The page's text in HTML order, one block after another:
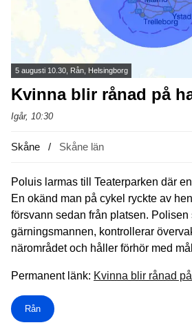
5 augusti 10.30, Rån, Helsingborg
Kvinna blir rånad på
Igår, 10:30
Skåne Skåne län
Poluis larmas till Teaterparken där
En okänd man på cykel ryckte av
försvann sedan från platsen. Polisen
gärningsmannen, kontrollerar
närområdet och håller förhör med
Permanent länk: Kvinna blir rånad
Rån